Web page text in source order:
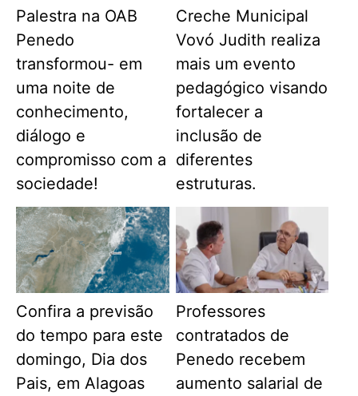
Palestra na OAB
Penedo
transformou- em
uma noite de
conhecimento,
diálogo e
compromisso com a
sociedade!
Creche Municipal
Vovó Judith realiza
mais um evento
pedagógico visando
fortalecer a
inclusão de
diferentes
estruturas.
Confira a previsão
do tempo para este
domingo, Dia dos
Pais, em Alagoas
Professores
contratados de
Penedo recebem
aumento salarial de